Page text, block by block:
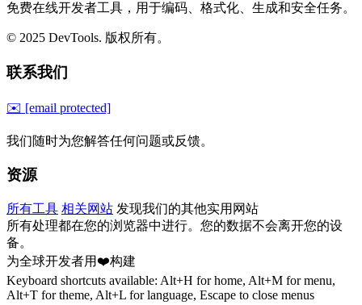
免费在线开发者工具，用于编码、格式化、生成和安全任务。
© 2025 DevTools. 版权所有。
联系我们
✉️ [email protected]
我们随时为您解答任何问题或反馈。
资源
所有工具 相关网站 发现我们的其他实用网站
所有处理都在您的浏览器中进行。您的数据不会离开您的设
备。
为全球开发者用❤️构建
Keyboard shortcuts available: Alt+H for home, Alt+M for menu,
Alt+T for theme, Alt+L for language, Escape to close menus